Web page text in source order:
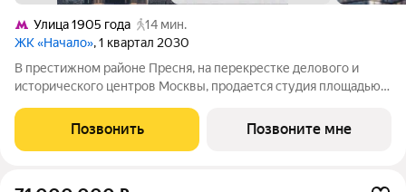
Улица 1905 года
14 мин.
ЖК «Начало», 1 квартал 2030
В престижном районе Пресня, на перекрестке делового и
исторического центров Москвы, продается студия площадью
этажного дома, в новом элитном жилом комплексе «Начало»
от девелопера «Донстрой».
Позвонить Позвоните мне